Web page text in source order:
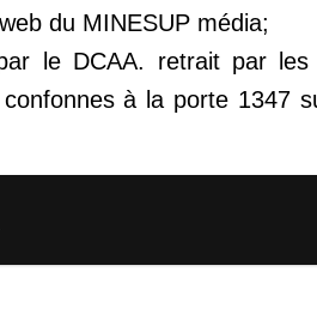
du MINESUP média;
le DCAA. retrait par les
à la porte 1347